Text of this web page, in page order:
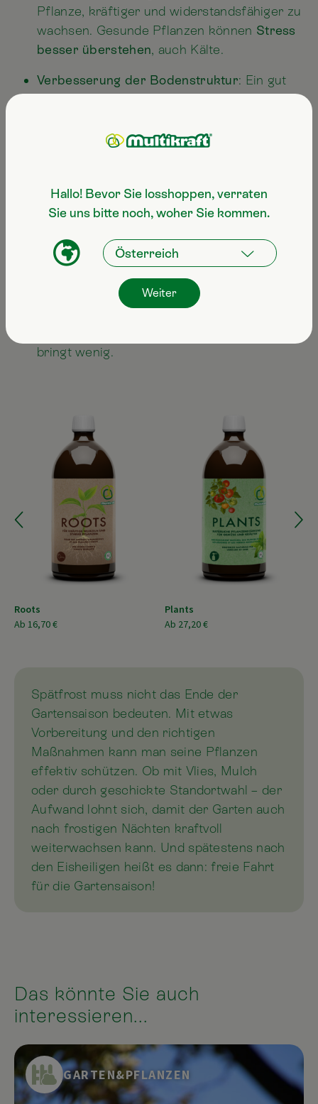
Pflanze, kräftiger und widerstandsfähiger zu
wachsen. Gesunde Pflanzen können Stress
besser überstehen, auch Kälte.
Verbesserung der Bodenstruktur: Ein gut
durchlüfteter und lebendiger Boden kann
Boden – was einen kleinen Puffer bei
Was Effektive Mikroorganismen nicht können:
Sie ersetzen also keinen physischen Schutz
wie Vlies, Folientunnel oder das Besprühen
mit Wasser bei Frost.
Sie wirken langfristig, nicht spontan – ein
bringt wenig.
Roots
Ab 16,70 €
Plants
Ab 27,20 €
Spätfrost muss nicht das Ende der
Gartensaison bedeuten. Mit etwas
Vorbereitung und den richtigen
Maßnahmen kann man seine Pflanzen
effektiv schützen. Ob mit Vlies, Mulch
oder durch geschickte Standortwahl – der
Aufwand lohnt sich, damit der Garten auch
nach frostigen Nächten kraftvoll
weiterwachsen kann. Und spätestens nach
den Eisheiligen heißt es dann: freie Fahrt
für die Gartensaison!
Das könnte Sie auch
interessieren...
GARTEN&PFLANZEN
Hallo! Bevor Sie losshoppen, verraten
Sie uns bitte noch, woher Sie kommen.
Weiter